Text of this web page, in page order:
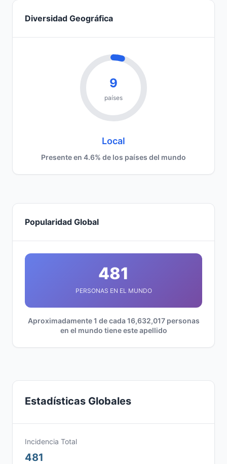
Diversidad Geográfica
9
países
Local
Presente en 4.6% de los países del mundo
Popularidad Global
481
PERSONAS EN EL MUNDO
Aproximadamente 1 de cada 16,632,017 personas
en el mundo tiene este apellido
Estadísticas Globales
Incidencia Total
481